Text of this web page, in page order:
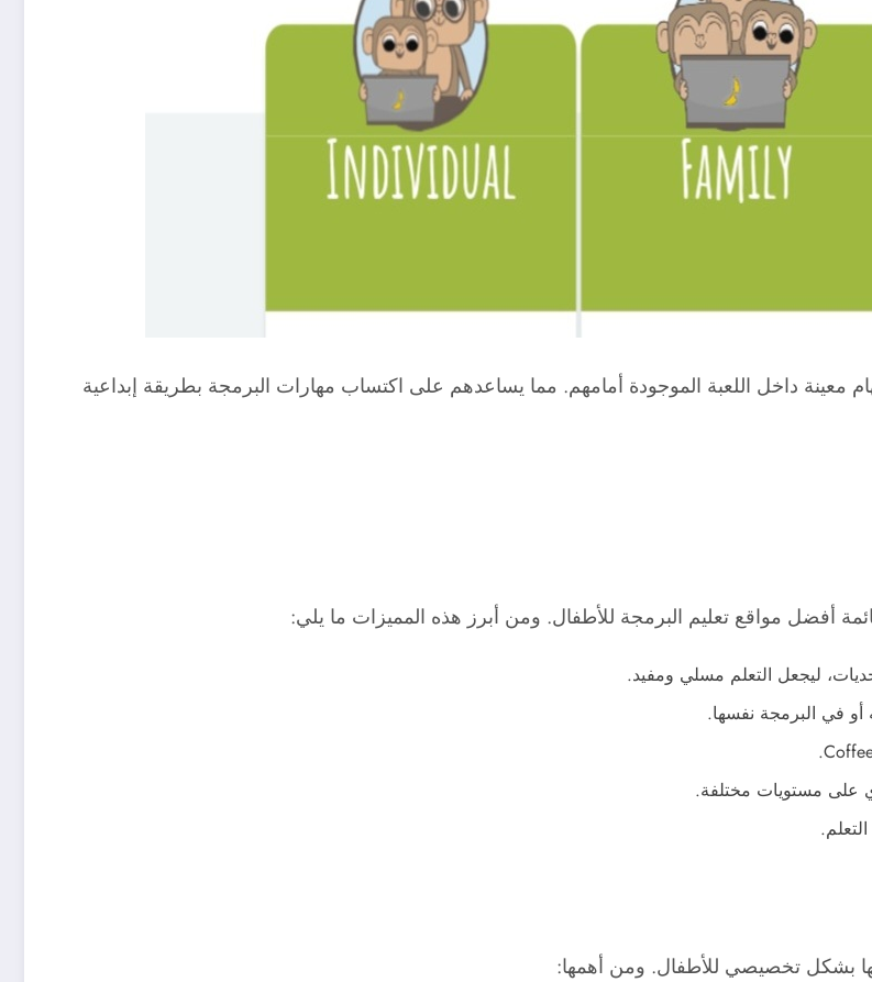
معينة داخل اللعبة الموجودة أمامهم. مما يساعدهم على اكتساب مهارات البرمجة بطريقة إبداعية
ليجعل التعلم مسلي ومفيد.
في البرمجة نفسها.
على مستويات مختلفة.
بشكل تخصيصي للأطفال. ومن أهمها: